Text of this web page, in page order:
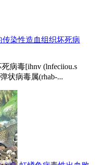
传染性造血组织坏死病
病毒[ihnv (lnfeciiou.s
状病毒属(rhab-...